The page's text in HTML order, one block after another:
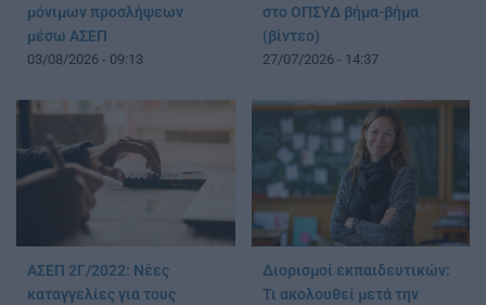
μόνιμων προσλήψεων
μέσω ΑΣΕΠ
03/08/2026 - 09:13
στο ΟΠΣΥΔ βήμα-βήμα
(βίντεο)
27/07/2026 - 14:37
ΑΣΕΠ 2Γ/2022: Νέες
καταγγελίες για τους
Διορισμοί εκπαιδευτικών:
Τι ακολουθεί μετά την